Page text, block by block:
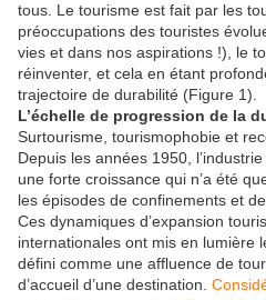
tous. Le tourisme est fait par les
préoccupations des touristes
vies et dans nos aspirations !), le
réinventer, et cela en étant
trajectoire de durabilité (Figure 1).
L’échelle de progression de la
Surtourisme, tourismophobie et
Depuis les années 1950,
une forte croissance qui n’a été
les épisodes de confinements et
Ces dynamiques d’expansion
internationales ont mis en lumière
défini comme une affluence de
d’accueil d’une destination.